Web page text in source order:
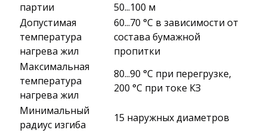
партии
50...100 м
Допустимая
температура
нагрева жил
60...70 °C в зависимости от
состава бумажной
пропитки
Максимальная
температура
нагрева жил
80...90 °C при перегрузке,
200 °C при токе КЗ
Минимальный
радиус изгиба
15 наружных диаметров